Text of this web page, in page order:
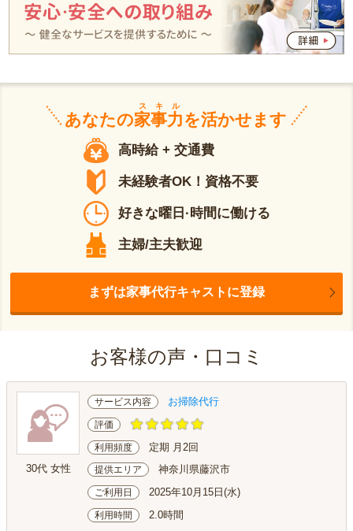
あなたの家事力
スキル
を活かせます
高時給 + 交通費
未経験者OK！資格不要
好きな曜日·時間に働ける
主婦/主夫歓迎
まずは家事代行キャストに登録
お客様の声・口コミ
30代 女性
サービス内容 お掃除代行
評価
利用頻度 定期 月2回
提供エリア 神奈川県藤沢市
ご利用日 2025年10月15日(水)
利用時間 2.0時間